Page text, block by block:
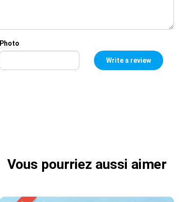
Photo
Vous pourriez aussi aimer